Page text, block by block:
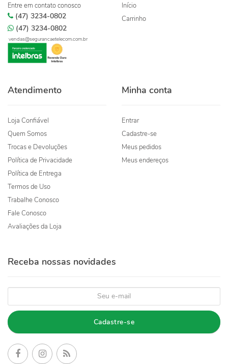
Entre em contato conosco
(47) 3234-0802
(47) 3234-0802
vendas@segurancaetelecom.com.br
Início
Carrinho
Atendimento
Loja Confiável
Quem Somos
Trocas e Devoluções
Política de Privacidade
Política de Entrega
Termos de Uso
Trabalhe Conosco
Fale Conosco
Avaliações da Loja
Minha conta
Entrar
Cadastre-se
Meus pedidos
Meus endereços
Receba nossas novidades
Cadastre-se